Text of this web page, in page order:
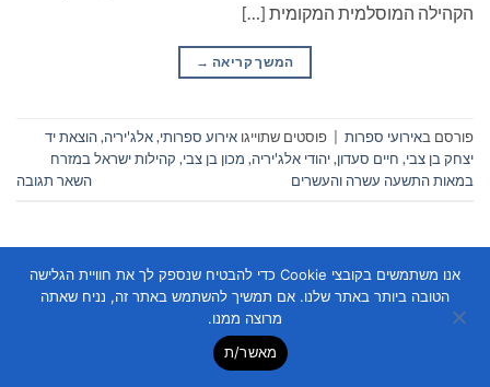
הקהילה המוסלמית המקומית […]
המשך קריאה →
פורסם באירועי ספרות פוסטים שתוייגו אירוע ספרותי,אלג'יריה,הוצאת יד
יצחק בן צבי, חיים סעדון,יהודי אלג'יריה, מכון בן צבי, קהילות ישראל במזרח
במאות התשעה עשרה והעשרים
השאר תגובה
Copyright 2026 ©Flatsome Theme
אנו משתמשים בקובצי Cookie כדי להבטיח שנספק לך את חוויית הגלישה
הטובה ביותר באתר שלנו. אם תמשיך להשתמש באתר זה, נניח שאתה
מרוצה ממנו.
מאשר/ת